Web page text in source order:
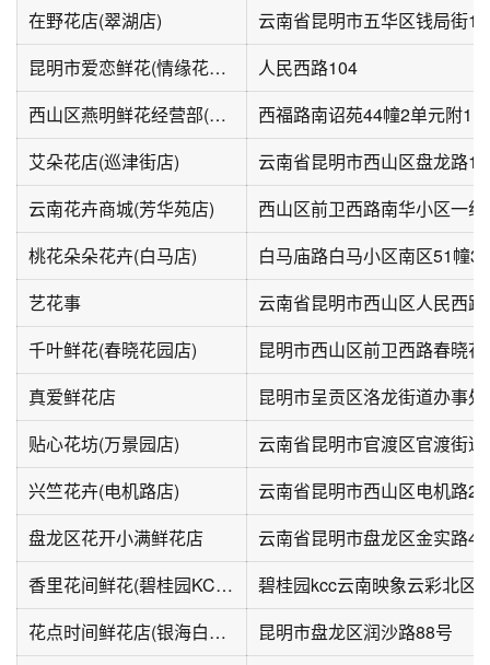
在野花店(翠湖店)
云南省昆明市五华区钱局街
昆明市爱恋鲜花(情缘花艺店)
人民西路104
西山区燕明鲜花经营部(西福路店)
西福路南诏苑44幢2单元附1
艾朵花店(巡津街店)
云南省昆明市西山区盘龙路
云南花卉商城(芳华苑店)
西山区前卫西路南华小区一
桃花朵朵花卉(白马店)
白马庙路白马小区南区51幢3
艺花事
千叶鲜花(春晓花园店)
昆明市西山区前卫西路春晓
真爱鲜花店
贴心花坊(万景园店)
云南省昆明市官渡区官渡街
兴竺花卉(电机路店)
云南省昆明市西山区电机路
盘龙区花开小满鲜花店
云南省昆明市盘龙区金实路
香里花间鲜花(碧桂园KCC云南映象云彩北区店)
碧桂园kcc云南映象云彩北区
花点时间鲜花店(银海白沙郡店)
昆明市盘龙区润沙路88号